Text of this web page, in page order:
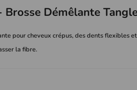
Brosse Démêlante
pour cheveux crépus, des dents flexibles
la fibre.